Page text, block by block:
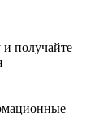
получайте